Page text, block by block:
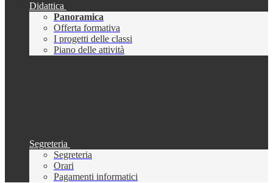
Didattica
Panoramica
Offerta formativa
I progetti delle classi
Piano delle attività
Segreteria
Segreteria
Orari
Pagamenti informatici